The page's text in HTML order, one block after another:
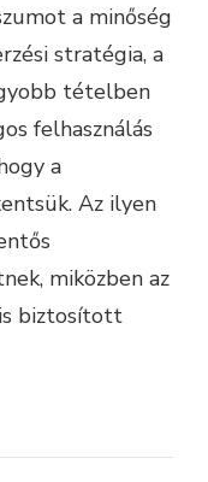
a minőség
stratégia, a
tételben
felhasználás
a
Az ilyen
miközben az
biztosított